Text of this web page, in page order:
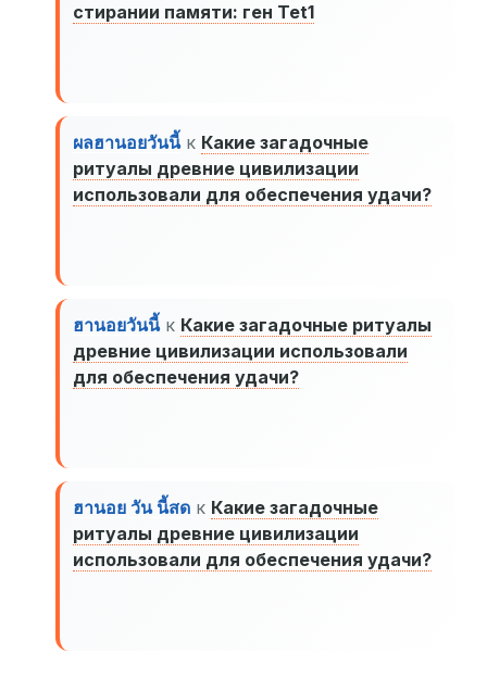
стирании памяти: ген Tet1
ผลฮานอยวันนี้к Какие загадочные
ритуалы древние цивилизации
использовали для обеспечения удачи?
ฮานอยวันนี้к Какие загадочные ритуалы
древние цивилизации использовали
для обеспечения удачи?
ฮานอย วัน นี้สด к Какие загадочные
ритуалы древние цивилизации
использовали для обеспечения удачи?